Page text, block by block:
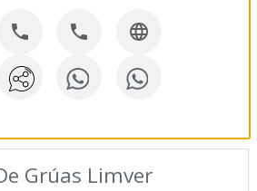
  
Grúas Limver